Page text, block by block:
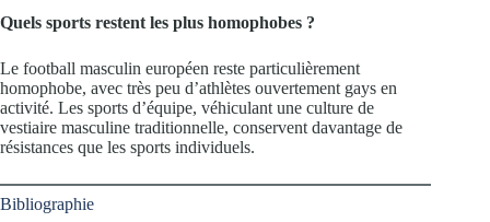
Quels sports restent les plus homophobes ?
Le football masculin européen reste particulièrement
homophobe, avec très peu d’athlètes ouvertement gays en
activité. Les sports d’équipe, véhiculant une culture de
vestiaire masculine traditionnelle, conservent davantage de
résistances que les sports individuels.
Bibliographie